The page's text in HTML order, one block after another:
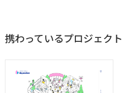
携わっているプロジェクト